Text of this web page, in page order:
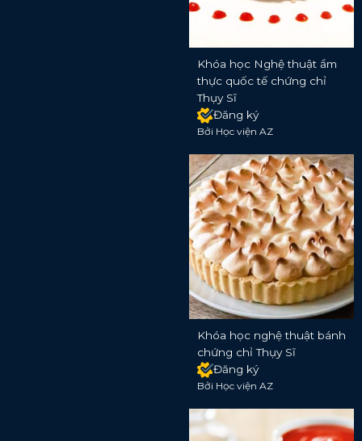
Khóa học Nghệ thuật ẩm
thực quốc tế chứng chỉ
Thụy Sĩ
Đăng ký
Bởi Học viện AZ
Khóa học nghệ thuật bánh
chứng chỉ Thụy Sĩ
Đăng ký
Bởi Học viện AZ